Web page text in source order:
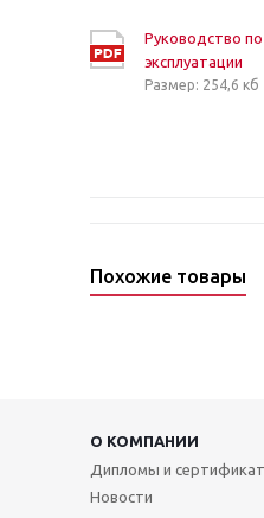
Руководство по
эксплуатации
Размер: 254,6 кб
Похожие товары
О КОМПАНИИ
Дипломы и
Новости